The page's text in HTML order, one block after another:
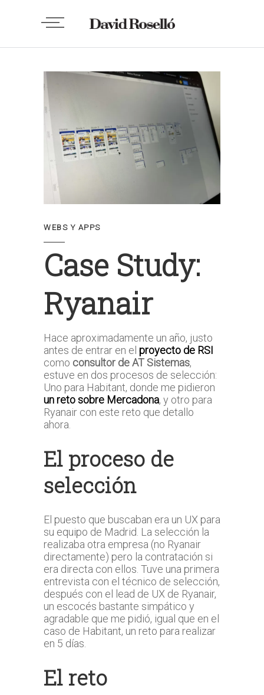
WEBS Y APPS
Case Study:
Ryanair
Hace aproximadamente un año, justo
antes de entrar en el proyecto de RSI
como consultor de AT Sistemas,
estuve en dos procesos de selección:
Uno para Habitant, donde me pidieron
un reto sobre Mercadona, y otro para
Ryanair con este reto que detallo
ahora.
El proceso de
selección
El puesto que buscaban era un UX para
su equipo de Madrid. La selección la
realizaba otra empresa (no Ryanair
directamente) pero la contratación si
era directa con ellos. Tuve una primera
entrevista con el técnico de selección,
después con el lead de UX de Ryanair,
un escocés bastante simpático y
agradable que me pidió, igual que en el
caso de Habitant, un reto para realizar
en 5 días.
El reto